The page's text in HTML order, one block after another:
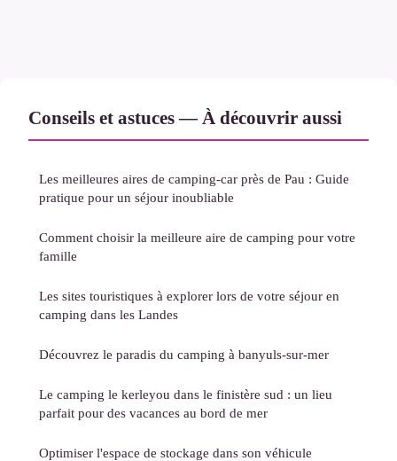
Conseils et astuces — À découvrir aussi
Les meilleures aires de camping-car près de Pau : Guide
pratique pour un séjour inoubliable
Comment choisir la meilleure aire de camping pour votre
famille
Les sites touristiques à explorer lors de votre séjour en
camping dans les Landes
Découvrez le paradis du camping à banyuls-sur-mer
Le camping le kerleyou dans le finistère sud : un lieu
parfait pour des vacances au bord de mer
Optimiser l'espace de stockage dans son véhicule